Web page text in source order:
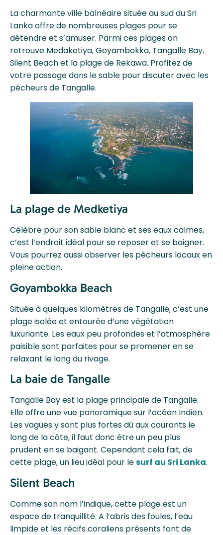
La charmante ville balnéaire située au sud du Sri
Lanka offre de nombreuses plages pour se
détendre et s’amuser. Parmi ces plages on
retrouve Medaketiya, Goyambokka, Tangalle Bay,
Silent Beach et la plage de Rekawa. Profitez de
votre passage dans le sable pour discuter avec les
pécheurs de Tangalle.
La plage de Medketiya
Célèbre pour son sable blanc et ses eaux calmes,
c’est l’endroit idéal pour se reposer et se baigner.
Vous pourrez aussi observer les pécheurs locaux en
pleine action.
Goyambokka Beach
Située à quelques kilomètres de Tangalle, c’est une
plage isolée et entourée d’une végétation
luxuriante. Les eaux peu profondes et l’atmosphère
paisible sont parfaites pour se promener en se
relaxant le long du rivage.
La baie de Tangalle
Tangalle Bay est la plage principale de Tangalle.
Elle offre une vue panoramique sur l’océan Indien.
Les vagues y sont plus fortes dû aux courants le
long de la côte, il faut donc être un peu plus
prudent en se baigant. Cependant cela fait, de
cette plage, un lieu idéal pour lesurf au Sri Lanka.
Silent Beach
Comme son nom l’indique, cette plage est un
espace de tranquillité. A l’abris des foules, l’eau
limpide et les récifs coraliens présents font de